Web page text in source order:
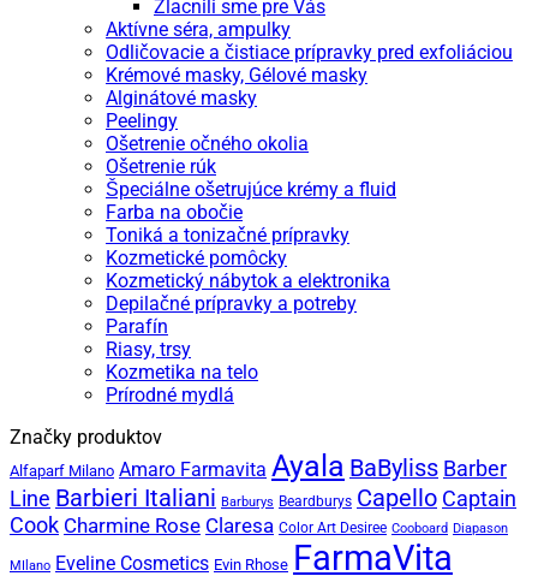
Zlacnili sme pre Vás
Aktívne séra, ampulky
Odličovacie a čistiace prípravky pred exfoliáciou
Krémové masky, Gélové masky
Alginátové masky
Peelingy
Ošetrenie očného okolia
Ošetrenie rúk
Špeciálne ošetrujúce krémy a fluid
Farba na obočie
Toniká a tonizačné prípravky
Kozmetické pomôcky
Kozmetický nábytok a elektronika
Depilačné prípravky a potreby
Parafín
Riasy, trsy
Kozmetika na telo
Prírodné mydlá
Značky produktov
Alfaparf Milano Amaro Farmavita Ayala BaByliss Barber
Line Barbieri Italiani Barburys Beardburys Capello Captain
Cook Charmine Rose Claresa Color Art Desiree Cooboard Diapason
MIlano Eveline Cosmetics Evin Rhose FarmaVita